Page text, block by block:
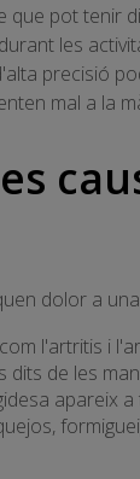
que pot tenir
les
precisió
mal a la
dolor a
com l'artritis i
dits de les
apareix